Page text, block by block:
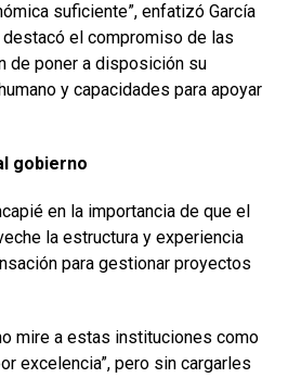
suficiente”, enfatizó García
el compromiso de las
de poner a disposición su
y capacidades para apoyar
gobierno
en la importancia de que el
la estructura y experiencia
para gestionar proyectos
mire a estas instituciones como
excelencia”, pero sin cargarles